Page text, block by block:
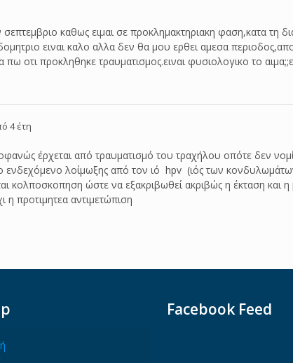
σεπτεμβριο καθως ειμαι σε προκλημακτηριακη φαση,κατα
ειναι καλο αλλα δεν θα μου ερθει αμεσα
οτι προκληθηκε τραυματισμος.ειναι φυσιολογικο το
4 έτη
έρχεται από τραυματισμό του τραχήλου οπότε δεν
λοίμωξης από τον ιό hpv (ιός των
κολποσκοπηση ώστε να εξακριβωθεί ακριβώς η έκταση
η προτιμητεα αντιμετώπιση
Facebook Feed